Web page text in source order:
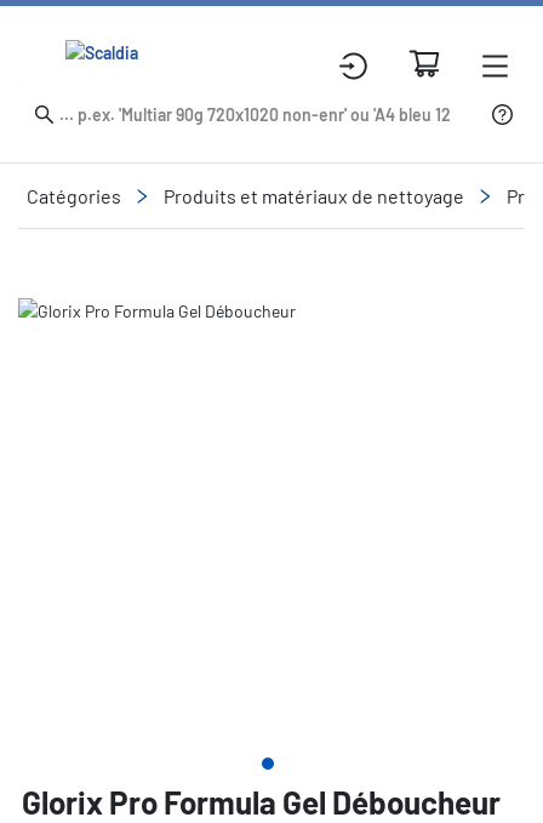
Catégories Produits et matériaux de nettoyage
Slide 1 of 1
Glorix Pro Formula Gel Déboucheur